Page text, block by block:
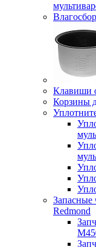
Клавиши
Корзины
Запасные
Redmond